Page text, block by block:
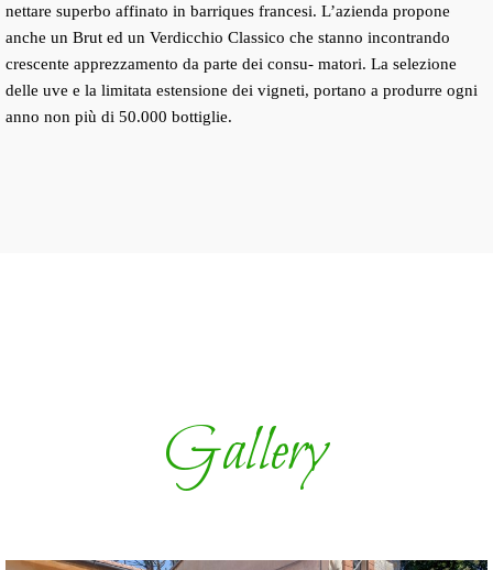
nettare superbo affinato in barriques francesi. L’azienda propone
anche un Brut ed un Verdicchio Classico che stanno incontrando
crescente apprezzamento da parte dei consu- matori. La selezione
delle uve e la limitata estensione dei vigneti, portano a produrre ogni
anno non più di 50.000 bottiglie.
Gallery